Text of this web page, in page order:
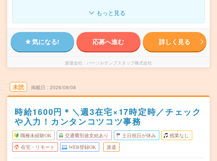
もっと見る
気になる! 応募へ進む 詳しく見る
派遣会社 パーソルテンプスタッフ株式会社
未読 掲載日 2026/08/08
時給1600円＊＼週3在宅×17時定時／チェック
や入力！カンタンコツコツ事務
職種未経験OK 交通費別途支給あり 土日祝日が休み 残業なし
在宅・リモート WEB登録OK 派遣